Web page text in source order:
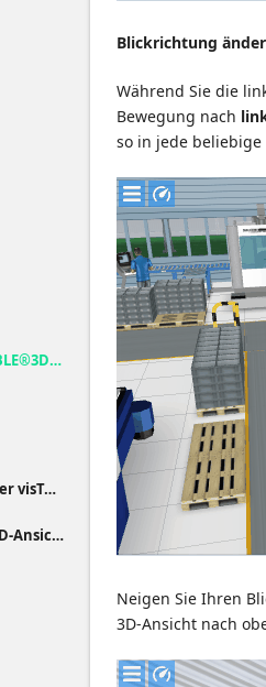
Grundlagen zur visTABLE®3D-Ansicht
Benutzeroberfläche der visTABLE®3D-Ansicht
Einstellungen in der 3D-Ansicht
Blickrichtung
Während Sie die
Bewegung nach
so in jede
Neigen Sie Ihren
3D-Ansicht nach